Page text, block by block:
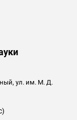
ул. им. М. Д.